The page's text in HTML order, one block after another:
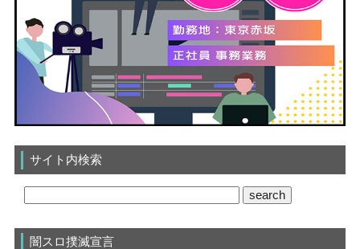
サイト内検索
闇スロ撲滅宣言